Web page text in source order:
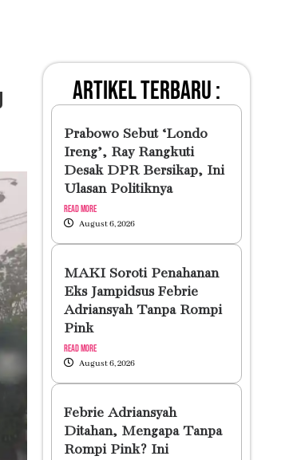
artikel terbaru :
Prabowo Sebut ‘Londo
Ireng’, Ray Rangkuti
Desak DPR Bersikap, Ini
Ulasan Politiknya
Read More
August 6, 2026
MAKI Soroti Penahanan
Eks Jampidsus Febrie
Adriansyah Tanpa Rompi
Pink
Read More
August 6, 2026
Febrie Adriansyah
Ditahan, Mengapa Tanpa
Rompi Pink? Ini